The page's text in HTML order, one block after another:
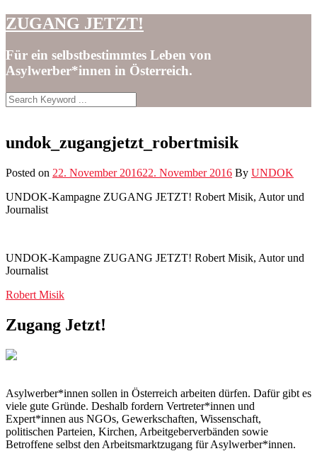
Skip
to
ZUGANG JETZT!
Für ein selbstbestimmtes Leben von
Asylwerber*innen in Österreich.
undok_zugangjetzt_robertmisik
Posted on 22. November 201622. November 2016 By UNDOK
UNDOK-Kam­­pagne ZUGANG JETZT! Robert Misik, Autor und
Journalist
UNDOK-Kam­pagne ZUGANG JETZT! Robert Misik, Autor und
Journalist
Post
navigation
Robert Misik
Zugang Jetzt!
Asylwerber*innen sollen in Österreich arbeiten dürfen. Dafür gibt es
viele gute Gründe. Deshalb fordern Vertreter*innen und
Expert*innen aus NGOs, Gewerkschaften, Wissenschaft,
politischen Parteien, Kirchen, Arbeitgeberverbänden sowie
Betroffene selbst den Arbeitsmarktzugang für Asylwerber*innen.